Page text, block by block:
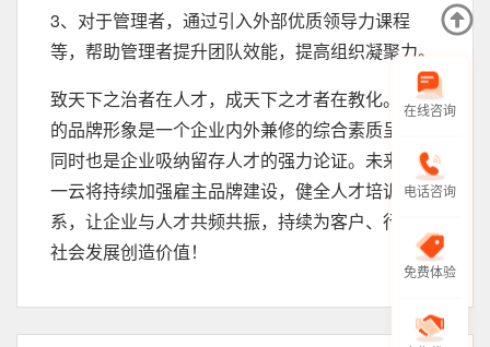
3、对于管理者，通过引入外部优质领导力课程
等，帮助管理者提升团队效能，提高组织凝聚力。
致天下之治者在人才，成天下之才者在教化。雇主
的品牌形象是一个企业内外兼修的综合素质呈现，
同时也是企业吸纳留存人才的强力论证。未来，道
一云将持续加强雇主品牌建设，健全人才培训体
系，让企业与人才共频共振，持续为客户、行业和
社会发展创造价值！
在线咨询
电话咨询
免费体验